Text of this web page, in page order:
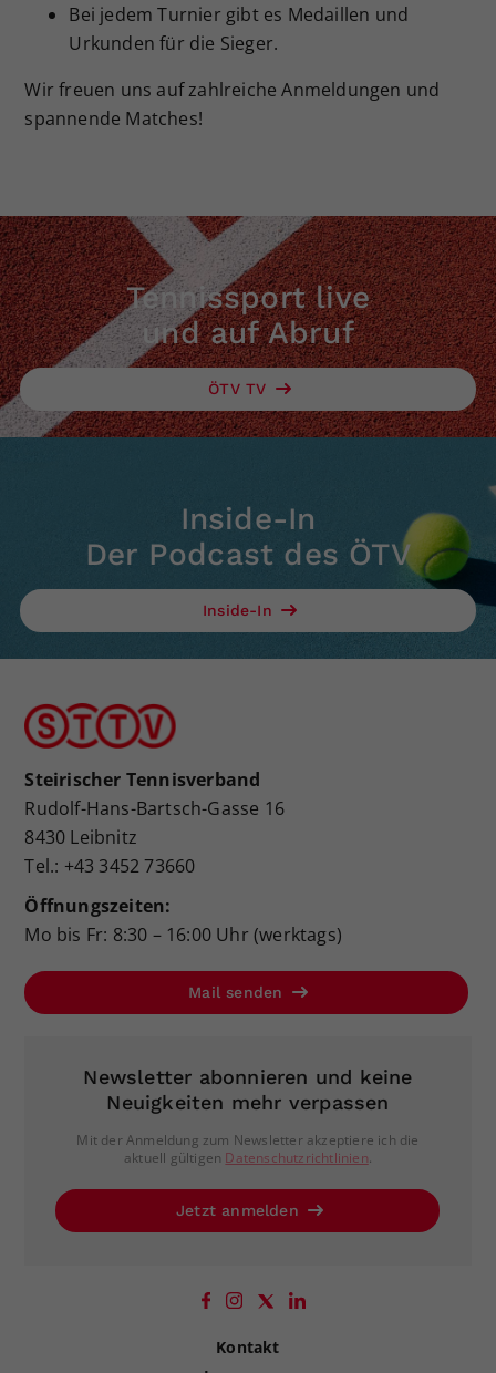
Bei jedem Turnier gibt es Medaillen und
Urkunden für die Sieger.
Wir freuen uns auf zahlreiche Anmeldungen und
spannende Matches!
Tennissport live
und auf Abruf
ÖTV TV
Inside-In
Der Podcast des ÖTV
Inside-In
Steirischer Tennisverband
Rudolf-Hans-Bartsch-Gasse 16
8430 Leibnitz
Tel.: +43 3452 73660
Öffnungszeiten:
Mo bis Fr: 8:30 – 16:00 Uhr (werktags)
Mail senden
Newsletter abonnieren und keine
Neuigkeiten mehr verpassen
Mit der Anmeldung zum Newsletter akzeptiere ich die
aktuell gültigen Datenschutzrichtlinien.
Jetzt anmelden
Kontakt